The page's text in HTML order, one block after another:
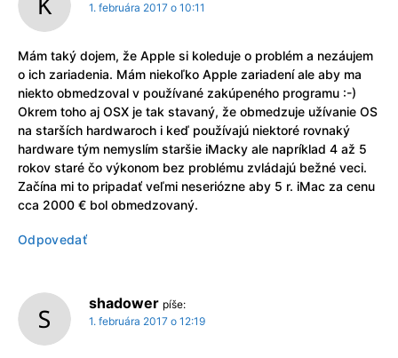
1. februára 2017 o 10:11
Mám taký dojem, že Apple si koleduje o problém a nezáujem
o ich zariadenia. Mám niekoľko Apple zariadení ale aby ma
niekto obmedzoval v používané zakúpeného programu :-)
Okrem toho aj OSX je tak stavaný, že obmedzuje užívanie OS
na starších hardwaroch i keď používajú niektoré rovnaký
hardware tým nemyslím staršie iMacky ale napríklad 4 až 5
rokov staré čo výkonom bez problému zvládajú bežné veci.
Začína mi to pripadať veľmi neseriózne aby 5 r. iMac za cenu
cca 2000 € bol obmedzovaný.
Odpovedať
shadower píše:
1. februára 2017 o 12:19